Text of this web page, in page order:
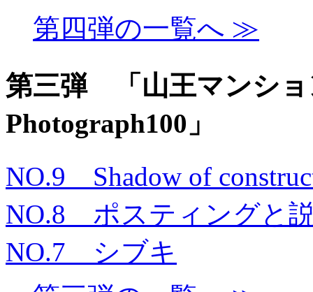
第四弾の一覧へ ≫
第三弾 「山王マンシ
Photograph100」
NO.9 Shadow of
NO.8 ポスティングと
NO.7 シブキ